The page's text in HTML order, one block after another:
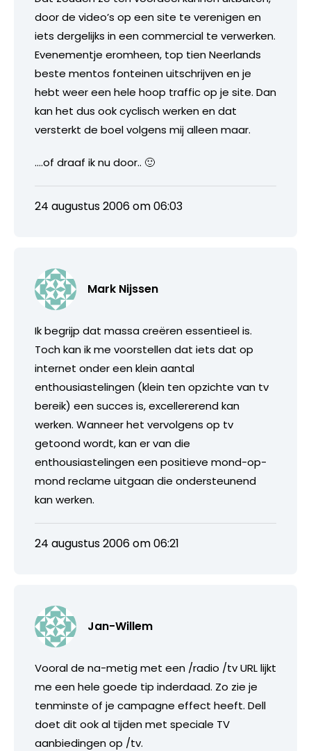
door de video’s op een site te verenigen en
iets dergelijks in een commercial te verwerken.
Evenementje eromheen, top tien Neerlands
beste mentos fonteinen uitschrijven en je
hebt weer een hele hoop traffic op je site. Dan
kan het dus ook cyclisch werken en dat
versterkt de boel volgens mij alleen maar.
….of draaf ik nu door.. 🙂
24 augustus 2006 om 06:03
Mark Nijssen
Ik begrijp dat massa creëren essentieel is.
Toch kan ik me voorstellen dat iets dat op
internet onder een klein aantal
enthousiastelingen (klein ten opzichte van tv
bereik) een succes is, excellererend kan
werken. Wanneer het vervolgens op tv
getoond wordt, kan er van die
enthousiastelingen een positieve mond-op-
mond reclame uitgaan die ondersteunend
kan werken.
24 augustus 2006 om 06:21
Jan-Willem
Vooral de na-metig met een /radio /tv URL lijkt
me een hele goede tip inderdaad. Zo zie je
tenminste of je campagne effect heeft. Dell
doet dit ook al tijden met speciale TV
aanbiedingen op /tv.